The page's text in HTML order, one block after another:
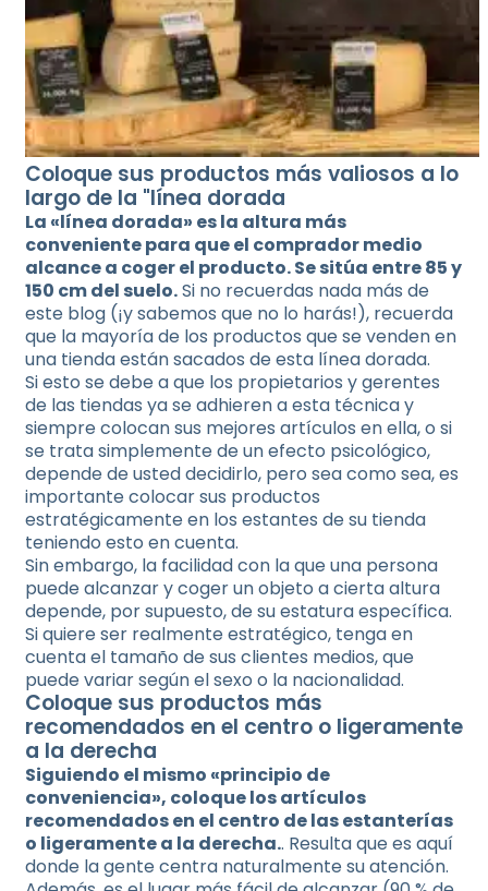
Coloque sus productos más valiosos a lo
largo de la "línea dorada
La «línea dorada» es la altura más
conveniente para que el comprador medio
alcance a coger el producto. Se sitúa entre 85 y
150 cm del suelo.Si no recuerdas nada más de
este blog (¡y sabemos que no lo harás!), recuerda
que la mayoría de los productos que se venden en
una tienda están sacados de esta línea dorada.
Si esto se debe a que los propietarios y gerentes
de las tiendas ya se adhieren a esta técnica y
siempre colocan sus mejores artículos en ella, o si
se trata simplemente de un efecto psicológico,
depende de usted decidirlo, pero sea como sea, es
importante colocar sus productos
estratégicamente en los estantes de su tienda
teniendo esto en cuenta.
Sin embargo, la facilidad con la que una persona
puede alcanzar y coger un objeto a cierta altura
depende, por supuesto, de su estatura específica.
Si quiere ser realmente estratégico, tenga en
cuenta el tamaño de sus clientes medios, que
puede variar según el sexo o la nacionalidad.
Coloque sus productos más
recomendados en el centro o ligeramente
a la derecha
Siguiendo el mismo «principio de
conveniencia», coloque los artículos
recomendados en el centro de las estanterías
o ligeramente a la derecha.. Resulta que es aquí
donde la gente centra naturalmente su atención.